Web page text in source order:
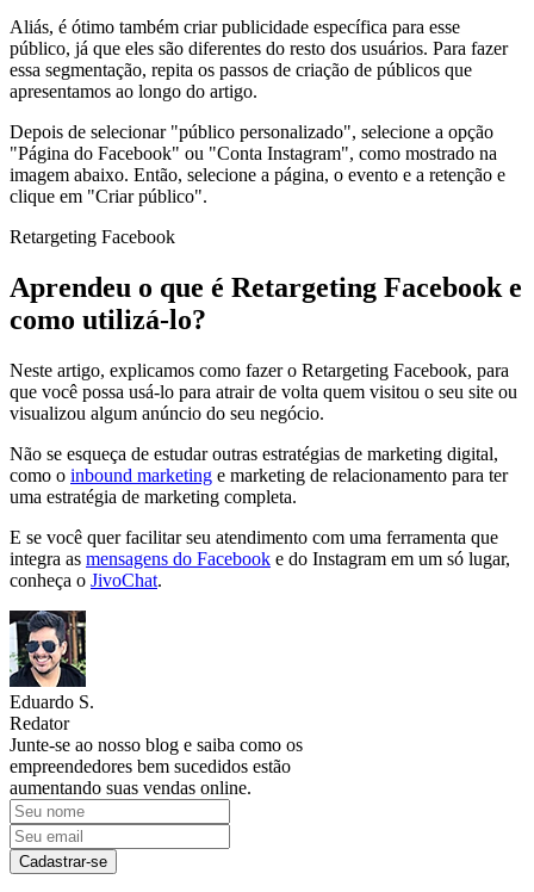
Aliás, é ótimo também criar publicidade específica para esse
público, já que eles são diferentes do resto dos usuários. Para fazer
essa segmentação, repita os passos de criação de públicos que
apresentamos ao longo do artigo.
Depois de selecionar "público personalizado", selecione a opção
"Página do Facebook" ou "Conta Instagram", como mostrado na
imagem abaixo. Então, selecione a página, o evento e a retenção e
clique em "Criar público".
Retargeting Facebook
Aprendeu o que é Retargeting Facebook e
como utilizá-lo?
Neste artigo, explicamos como fazer o Retargeting Facebook, para
que você possa usá-lo para atrair de volta quem visitou o seu site ou
visualizou algum anúncio do seu negócio.
Não se esqueça de estudar outras estratégias de marketing digital,
como o inbound marketing e marketing de relacionamento para ter
uma estratégia de marketing completa.
E se você quer facilitar seu atendimento com uma ferramenta que
integra as mensagens do Facebook e do Instagram em um só lugar,
conheça o JivoChat.
Eduardo S.
Redator
Junte-se ao nosso blog e saiba como os
empreendedores bem sucedidos estão
aumentando suas vendas online.
Cadastrar-se